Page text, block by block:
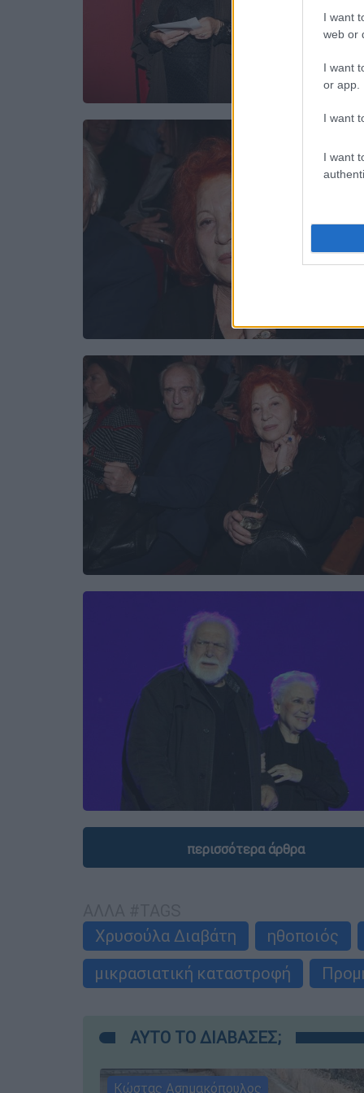
I want
web or
I want
or app.
I want
I want
περισσότερα άρθρα
Χρυσούλα Διαβάτη
ηθοποιός
μικρασιατική καταστροφή
ΑΥΤΟ ΤΟ ΔΙΑΒΑΣΕΣ;
Κώστας Ασημακόπουλος